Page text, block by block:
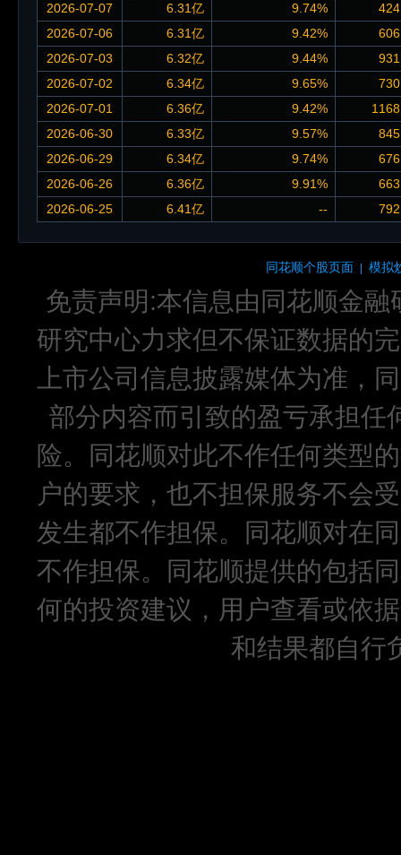
2026-07-07
6.31亿 9.74%
2026-07-06
6.31亿 9.42%
2026-07-03
6.32亿 9.44%
2026-07-02
6.34亿 9.65%
2026-07-01
6.36亿 9.42%
2026-06-30
6.33亿 9.57%
2026-06-29
6.34亿 9.74%
2026-06-26
6.36亿 9.91%
2026-06-25
6.41亿 --
同花顺个股页面 模拟
免责声明:本信息由同花顺金
研究中心力求但不保证数据的
上市公司信息披露媒体为准，
部分内容而引致的盈亏承担任
险。同花顺对此不作任何类型
户的要求，也不担保服务不会
发生都不作担保。同花顺对在
不作担保。同花顺提供的包括
何的投资建议，用户查看或依
和结果都自行